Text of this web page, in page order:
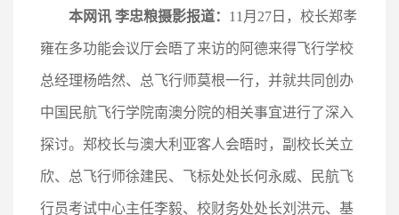
本网讯 李忠粮摄影报道： 11月27日，校长郑孝
雍在多功能会议厅会晤了来访的阿德来得飞行学校
总经理杨皓然、总飞行师莫根一行，并就共同创办
中国民航飞行学院南澳分院的相关事宜进行了深入
探讨。郑校长与澳大利亚客人会晤时，副校长关立
欣、总飞行师徐建民、飞标处处长何永威、民航飞
行员考试中心主任李毅、校财务处处长刘洪元、基